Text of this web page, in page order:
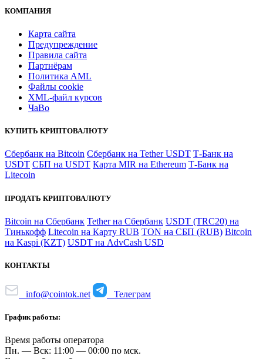
КОМПАНИЯ
Карта сайта
Предупреждение
Правила сайта
Партнёрам
Политика AML
Файлы coоkie
XML-файл курсов
ЧаВо
КУПИТЬ КРИПТОВАЛЮТУ
Сбербанк на Bitcoin Сбербанк на Tether USDT Т-Банк на
USDT СБП на USDT Карта MIR на Ethereum Т-Банк на
Litecoin
ПРОДАТЬ КРИПТОВАЛЮТУ
Bitcoin на Сбербанк Tether на Сбербанк USDT (TRC20) на
Тинькофф Litecoin на Карту RUB TON на СБП (RUB) Bitcoin
на Kaspi (KZT) USDT на AdvCash USD
КОНТАКТЫ
info@cointok.net Телеграм
График работы:
Время работы оператора
Пн. — Вск: 11:00 — 00:00 по мск.